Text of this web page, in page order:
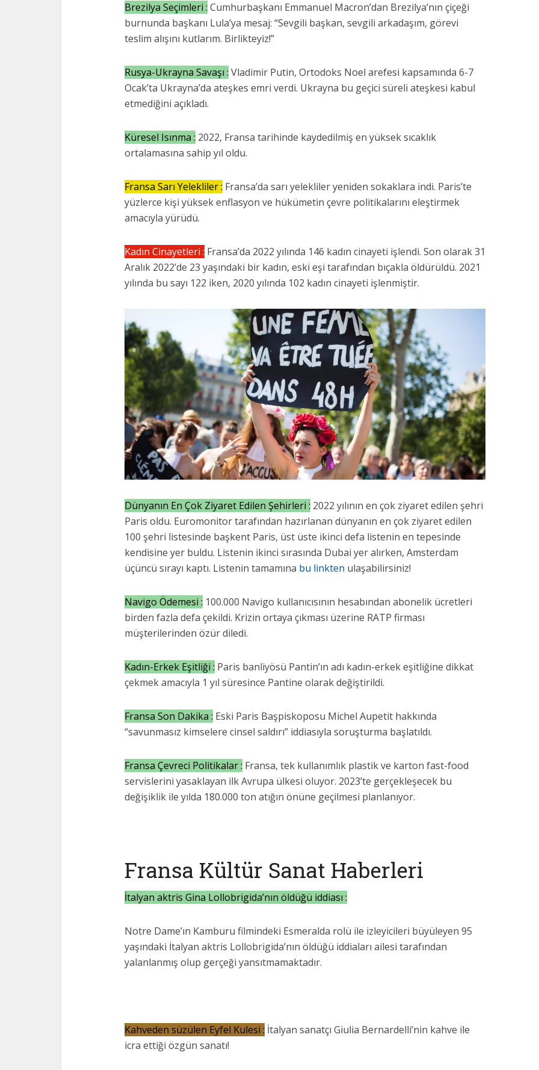
Brezilya Seçimleri : Cumhurbaşkanı Emmanuel Macron’dan Brezilya’nın çiçeği
burnunda başkanı Lula’ya mesaj: “Sevgili başkan, sevgili arkadaşım, görevi
teslim alışını kutlarım. Birlikteyiz!”
Rusya-Ukrayna Savaşı : Vladimir Putin, Ortodoks Noel arefesi kapsamında 6-7
Ocak’ta Ukrayna’da ateşkes emri verdi. Ukrayna bu geçici süreli ateşkesi kabul
etmediğini açıkladı.
Küresel Isınma : 2022, Fransa tarihinde kaydedilmiş en yüksek sıcaklık
ortalamasına sahip yıl oldu.
Fransa Sarı Yelekliler : Fransa’da sarı yelekliler yeniden sokaklara indi. Paris’te
yüzlerce kişi yüksek enflasyon ve hükümetin çevre politikalarını eleştirmek
amacıyla yürüdü.
Kadın Cinayetleri : Fransa’da 2022 yılında 146 kadın cinayeti işlendi. Son olarak 31
Aralık 2022’de 23 yaşındaki bir kadın, eski eşi tarafından bıçakla öldürüldü. 2021
yılında bu sayı 122 iken, 2020 yılında 102 kadın cinayeti işlenmiştir.
Dünyanın En Çok Ziyaret Edilen Şehirleri : 2022 yılının en çok ziyaret edilen şehri
Paris oldu. Euromonitor tarafından hazırlanan dünyanın en çok ziyaret edilen
100 şehri listesinde başkent Paris, üst üste ikinci defa listenin en tepesinde
kendisine yer buldu. Listenin ikinci sırasında Dubai yer alırken, Amsterdam
üçüncü sırayı kaptı. Listenin tamamına bu linkten ulaşabilirsiniz!
Navigo Ödemesi : 100.000 Navigo kullanıcısının hesabından abonelik ücretleri
birden fazla defa çekildi. Krizin ortaya çıkması üzerine RATP firması
müşterilerinden özür diledi.
Kadın-Erkek Eşitliği : Paris banliyösü Pantin’ın adı kadın-erkek eşitliğine dikkat
çekmek amacıyla 1 yıl süresince Pantine olarak değiştirildi.
Fransa Son Dakika : Eski Paris Başpiskoposu Michel Aupetit hakkında
“savunmasız kimselere cinsel saldırı” iddiasıyla soruşturma başlatıldı.
Fransa Çevreci Politikalar : Fransa, tek kullanımlık plastik ve karton fast-food
servislerini yasaklayan ilk Avrupa ülkesi oluyor. 2023’te gerçekleşecek bu
değişiklik ile yılda 180.000 ton atığın önüne geçilmesi planlanıyor.
Fransa Kültür Sanat Haberleri
İtalyan aktris Gina Lollobrigida’nın öldüğü iddiası :
Notre Dame’ın Kamburu filmindeki Esmeralda rolü ile izleyicileri büyüleyen 95
yaşındaki İtalyan aktris Lollobrigida’nın öldüğü iddiaları ailesi tarafından
yalanlanmış olup gerçeği yansıtmamaktadır.
Kahveden süzülen Eyfel Kulesi : İtalyan sanatçı Giulia Bernardelli’nin kahve ile
icra ettiği özgün sanatı!